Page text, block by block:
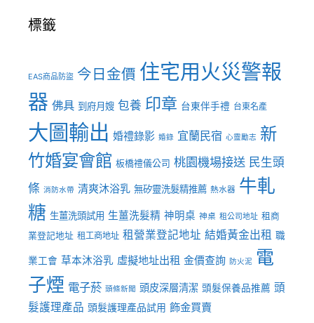
標籤
EAS商品防盜 今日金價 住宅用火災警報
器 佛具 到府月嫂 包養 印章 台東伴手禮 台東名產
大圖輸出 婚禮錄影 婚錄 宜蘭民宿 心靈勵志 新
竹婚宴會館 板橋禮儀公司 桃園機場接送 民生頭
條 消防水帶 清爽沐浴乳 無矽靈洗髮精推薦 熱水器 牛軋
糖 生薑洗頭試用 生薑洗髮精 神明桌 神桌 租公司地址 租商
業登記地址 租工商地址 租營業登記地址 結婚黃金出租 職
業工會 草本沐浴乳 虛擬地址出租 金價查詢 防火泥
電
子煙 電子菸 頭條新聞 頭皮深層清潔 頭髮保養品推薦 頭
髮護理產品 頭髮護理產品試用 飾金買賣